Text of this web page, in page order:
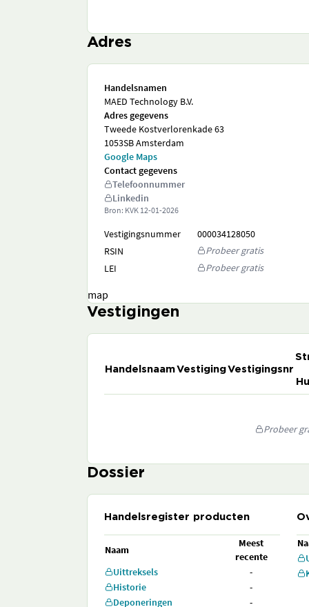
Adres
Handelsnamen
MAED Technology B.V.
Adres gegevens
Tweede Kostverlorenkade 63
1053SB Amsterdam
Google Maps
Contact gegevens
Telefoonnummer
Linkedin
Bron: KVK 12-01-2026
Vestigingsnummer
000034128050
RSIN
Probeer gratis
LEI
Probeer gratis
map
Vestigingen
HandelsnaamVestigingVestigingsnr
Probeer
Dossier
Handelsregister producten
Naam
Meest
recente
Uittreksels
-
Historie
-
Deponeringen
-